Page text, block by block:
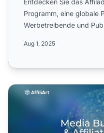
Programm, eine globale
Werbetreibende und
Aug 1, 2025
AffiliArt Affiliate-